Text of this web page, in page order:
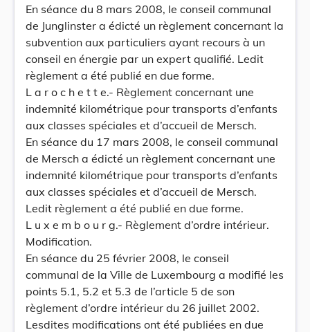
En séance du 8 mars 2008, le conseil communal
de Junglinster a édicté un règlement concernant la
subvention aux particuliers ayant recours à un
conseil en énergie par un expert qualifié. Ledit
règlement a été publié en due forme.
L a r o c h e t t e.- Règlement concernant une
indemnité kilométrique pour transports d’enfants
aux classes spéciales et d’accueil de Mersch.
En séance du 17 mars 2008, le conseil communal
de Mersch a édicté un règlement concernant une
indemnité kilométrique pour transports d’enfants
aux classes spéciales et d’accueil de Mersch.
Ledit règlement a été publié en due forme.
L u x e m b o u r g.- Règlement d’ordre intérieur.
Modification.
En séance du 25 février 2008, le conseil
communal de la Ville de Luxembourg a modifié les
points 5.1, 5.2 et 5.3 de l’article 5 de son
règlement d’ordre intérieur du 26 juillet 2002.
Lesdites modifications ont été publiées en due